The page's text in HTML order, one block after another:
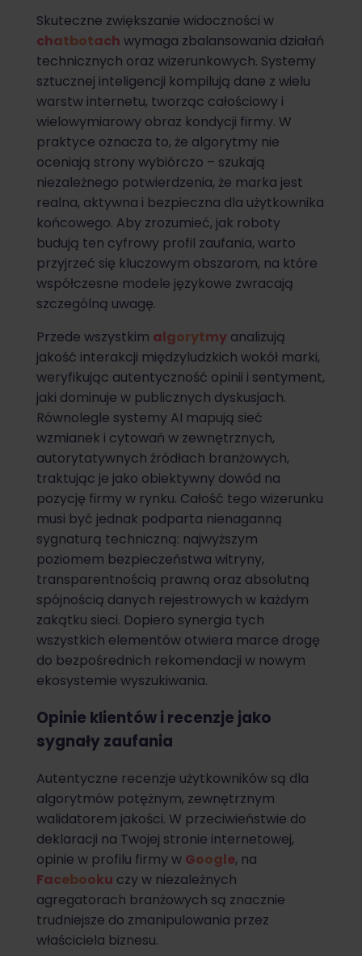
Skuteczne zwiększanie widoczności w
chatbotach wymaga zbalansowania działań
technicznych oraz wizerunkowych. Systemy
sztucznej inteligencji kompilują dane z wielu
warstw internetu, tworząc całościowy i
wielowymiarowy obraz kondycji firmy. W
praktyce oznacza to, że algorytmy nie
oceniają strony wybiórczo – szukają
niezależnego potwierdzenia, że marka jest
realna, aktywna i bezpieczna dla użytkownika
końcowego. Aby zrozumieć, jak roboty
budują ten cyfrowy profil zaufania, warto
przyjrzeć się kluczowym obszarom, na które
współczesne modele językowe zwracają
szczególną uwagę.
Przede wszystkim algorytmy analizują
jakość interakcji międzyludzkich wokół marki,
weryfikując autentyczność opinii i sentyment,
jaki dominuje w publicznych dyskusjach.
Równolegle systemy AI mapują sieć
wzmianek i cytowań w zewnętrznych,
autorytatywnych źródłach branżowych,
traktując je jako obiektywny dowód na
pozycję firmy w rynku. Całość tego wizerunku
musi być jednak podparta nienaganną
sygnaturą techniczną: najwyższym
poziomem bezpieczeństwa witryny,
transparentnością prawną oraz absolutną
spójnością danych rejestrowych w każdym
zakątku sieci. Dopiero synergia tych
wszystkich elementów otwiera marce drogę
do bezpośrednich rekomendacji w nowym
ekosystemie wyszukiwania.
Opinie klientów i recenzje jako
sygnały zaufania
Autentyczne recenzje użytkowników są dla
algorytmów potężnym, zewnętrznym
walidatorem jakości. W przeciwieństwie do
deklaracji na Twojej stronie internetowej,
opinie w profilu firmy w Google, na
Facebooku czy w niezależnych
agregatorach branżowych są znacznie
trudniejsze do zmanipulowania przez
właściciela biznesu.